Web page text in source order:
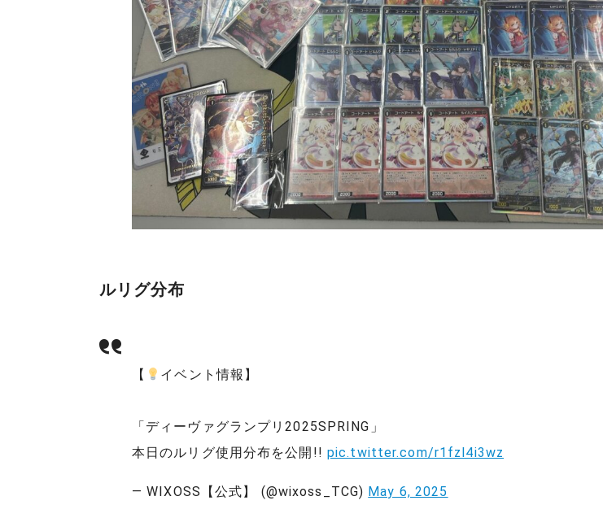
ルリグ分布
【 イベント情報】
「ディーヴァグランプリ2025SPRING」
本日のルリグ使用分布を公開!! pic.twitter.com/r1fzl4i3wz
— WIXOSS【公式】 (@wixoss_TCG) May 6, 2025